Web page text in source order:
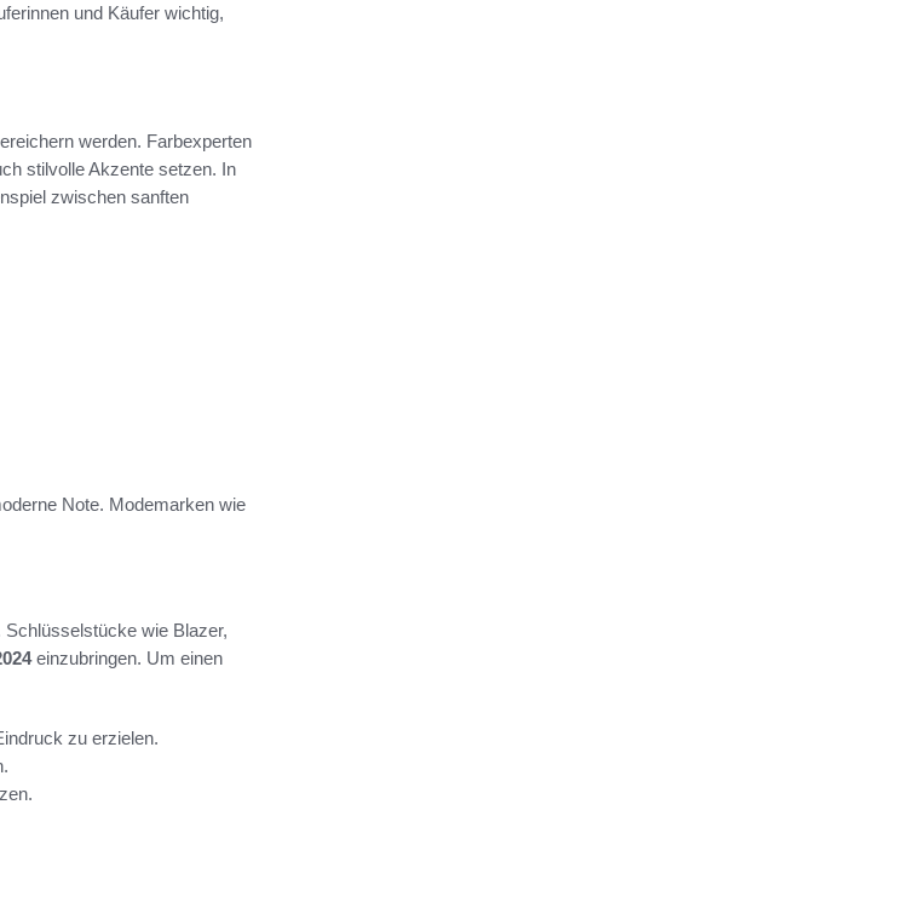
und Käufer wichtig,
werden. Farbexperten
stilvolle Akzente setzen. In
zwischen sanften
Note. Modemarken wie
Schlüsselstücke wie Blazer,
einzubringen. Um einen
zu erzielen.